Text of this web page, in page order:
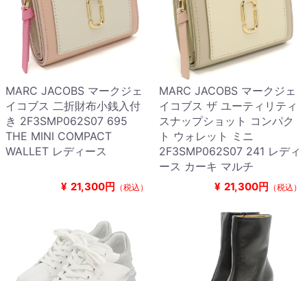
MARC JACOBS マークジェ
イコブス 二折財布小銭入付
き 2F3SMP062S07 695
THE MINI COMPACT
WALLET レディース
¥ 21,300円 （税込）
MARC JACOBS マークジェ
イコブス ザ ユーティリティ
スナップショット コンパク
ト ウォレット ミニ
2F3SMP062S07 241 レディ
ース カーキ マルチ
¥ 21,300円 （税込）